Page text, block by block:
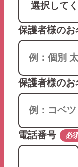
保護者様のお
保護者様の
電話番号 必